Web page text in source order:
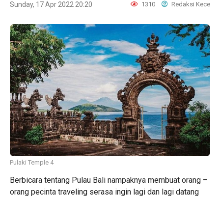
Sunday, 17 Apr 2022 20:20 1310 Redaksi Kece
Pulaki Temple 4
Berbicara tentang Pulau Bali nampaknya membuat orang –
orang pecinta traveling serasa ingin lagi dan lagi datang